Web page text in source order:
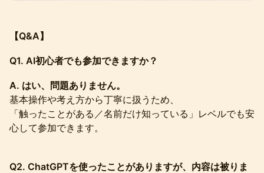
【Q&A】
Q1. AI初心者でも参加できますか？
A. はい、問題ありません。
基本操作や考え方から丁寧に扱うため、
「触ったことがある／名前だけ知っている」レベルでも安
心して参加できます。
Q2. ChatGPTを使ったことがありますが、内容は被りま